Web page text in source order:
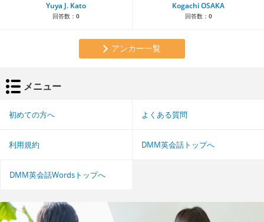
Yuya J. Kato
回答数： 0
Kogachi OSAKA
回答数： 0
アンカー一覧
メニュー
初めての方へ よくある質問
利用規約 DMM英会話トップへ
DMM英会話Wordsトップへ